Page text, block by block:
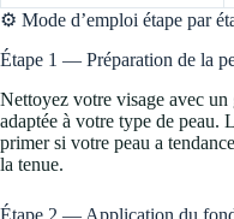
⚙️ Mode d’emploi étape par
Étape 1 — Préparation de la
Nettoyez votre visage avec
adaptée à votre type de peau.
primer si votre peau a
la tenue.
Étape 2 — Application du